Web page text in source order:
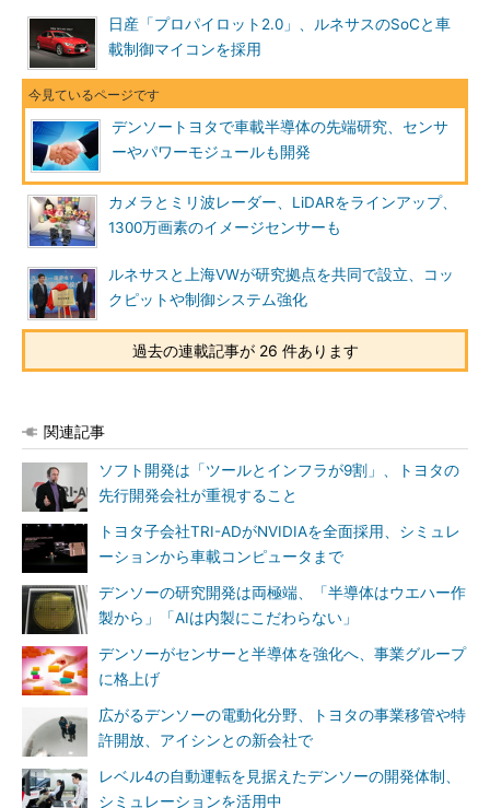
日産「プロパイロット2.0」、ルネサスのSoCと車
載制御マイコンを採用
デンソートヨタで車載半導体の先端研究、センサ
ーやパワーモジュールも開発
カメラとミリ波レーダー、LiDARをラインアップ、
1300万画素のイメージセンサーも
ルネサスと上海VWが研究拠点を共同で設立、コッ
クピットや制御システム強化
過去の連載記事が 26 件あります
関連記事
ソフト開発は「ツールとインフラが9割」、トヨタの
先行開発会社が重視すること
トヨタ子会社TRI-ADがNVIDIAを全面採用、シミュレ
ーションから車載コンピュータまで
デンソーの研究開発は両極端、「半導体はウエハー作
製から」「AIは内製にこだわらない」
デンソーがセンサーと半導体を強化へ、事業グループ
に格上げ
広がるデンソーの電動化分野、トヨタの事業移管や特
許開放、アイシンとの新会社で
レベル4の自動運転を見据えたデンソーの開発体制、
シミュレーションを活用中